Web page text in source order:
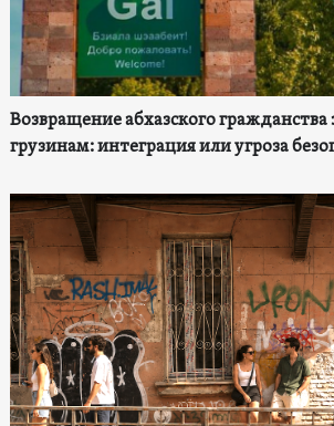
Возвращение абхазского
грузинам: интеграция или угроза